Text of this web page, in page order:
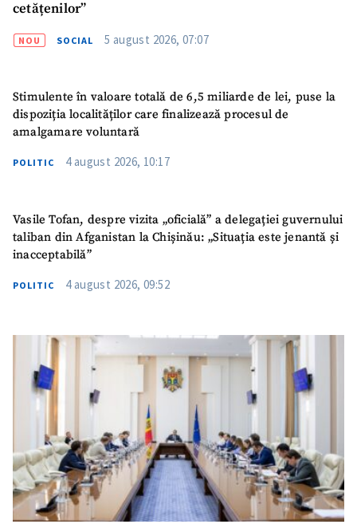
cetățenilor”
NOU SOCIAL 5 august 2026, 07:07
Stimulente în valoare totală de 6,5 miliarde de lei, puse la
dispoziția localităților care finalizează procesul de
amalgamare voluntară
POLITIC 4 august 2026, 10:17
Vasile Tofan, despre vizita „oficială” a delegației guvernului
taliban din Afganistan la Chișinău: „Situația este jenantă și
inacceptabilă”
POLITIC 4 august 2026, 09:52